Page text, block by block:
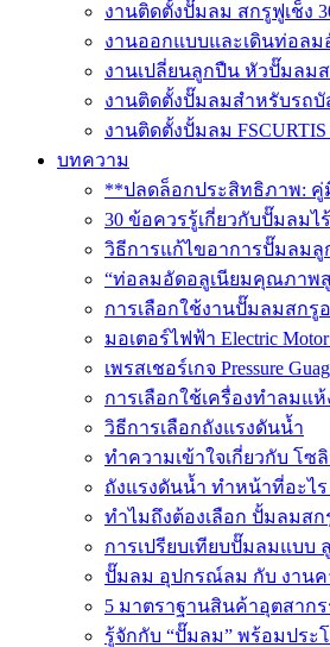
งานติดตั้งปั๊มลม สกรูฟูเช็ง
งานออกแบบและเดินท่อลม
งานเปลี่ยนลูกปืน หัวปั๊มลมส
งานติดตั้งปั๊มลมสำหรับรถบั
งานติดตั้งปั้มลม FSCURTIS
บทความ
**ปลดล็อกประสิทธิภาพ:
30 ข้อควรรู้เกี่ยวกับปั๊มลม
วิธีการแก้ไขอาการปั๊มลมลูก
“ท่อลมอัดอลูเนียมคุณภาพสู
การเลือกใช้งานปั๊มลมสกรู
มอเตอร์ไฟฟ้า Electric
เพรสเชอร์เกจ Pressure
การเลือกใช้เครื่องทำลมแห้
วิธีการเลือกถังแรงดันน้ำ
ทำความเข้าใจเกี่ยวกับ โซ
ถังแรงดันน้ำ ทำหน้าที่อะไร
ทำไมถึงต้องเลือก ปั้มลมสกรู
การเปรียบเทียบปั๊มลมแบบ
ปั๊มลม อุปกรณ์ลม กับ งานค
5 มาตราฐานสินค้าอุตสาก
รู้จักกับ “ปั๊มลม” พร้อมปร